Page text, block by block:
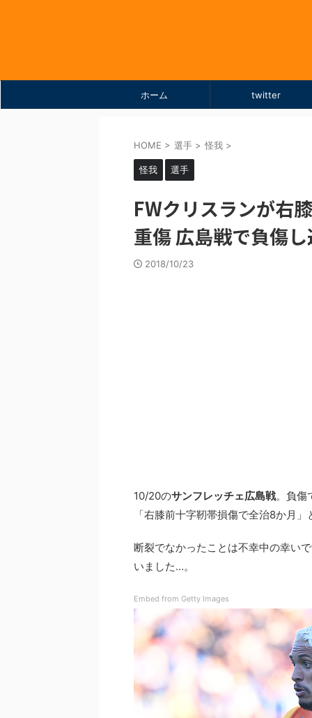
ホーム twitter
HOME > 選手 > 怪我 >
怪我 選手
FWクリスランが右
重傷 広島戦で負傷
2018/10/23
10/20のサンフレッチェ広島戦。負傷
「右膝前十字靭帯損傷で全治8か月
断裂でなかったことは不幸中の幸い
いました…。
Embed from Getty Images